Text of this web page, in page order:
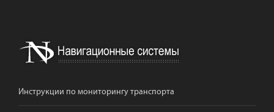
Инструкции по мониторингу транспорта